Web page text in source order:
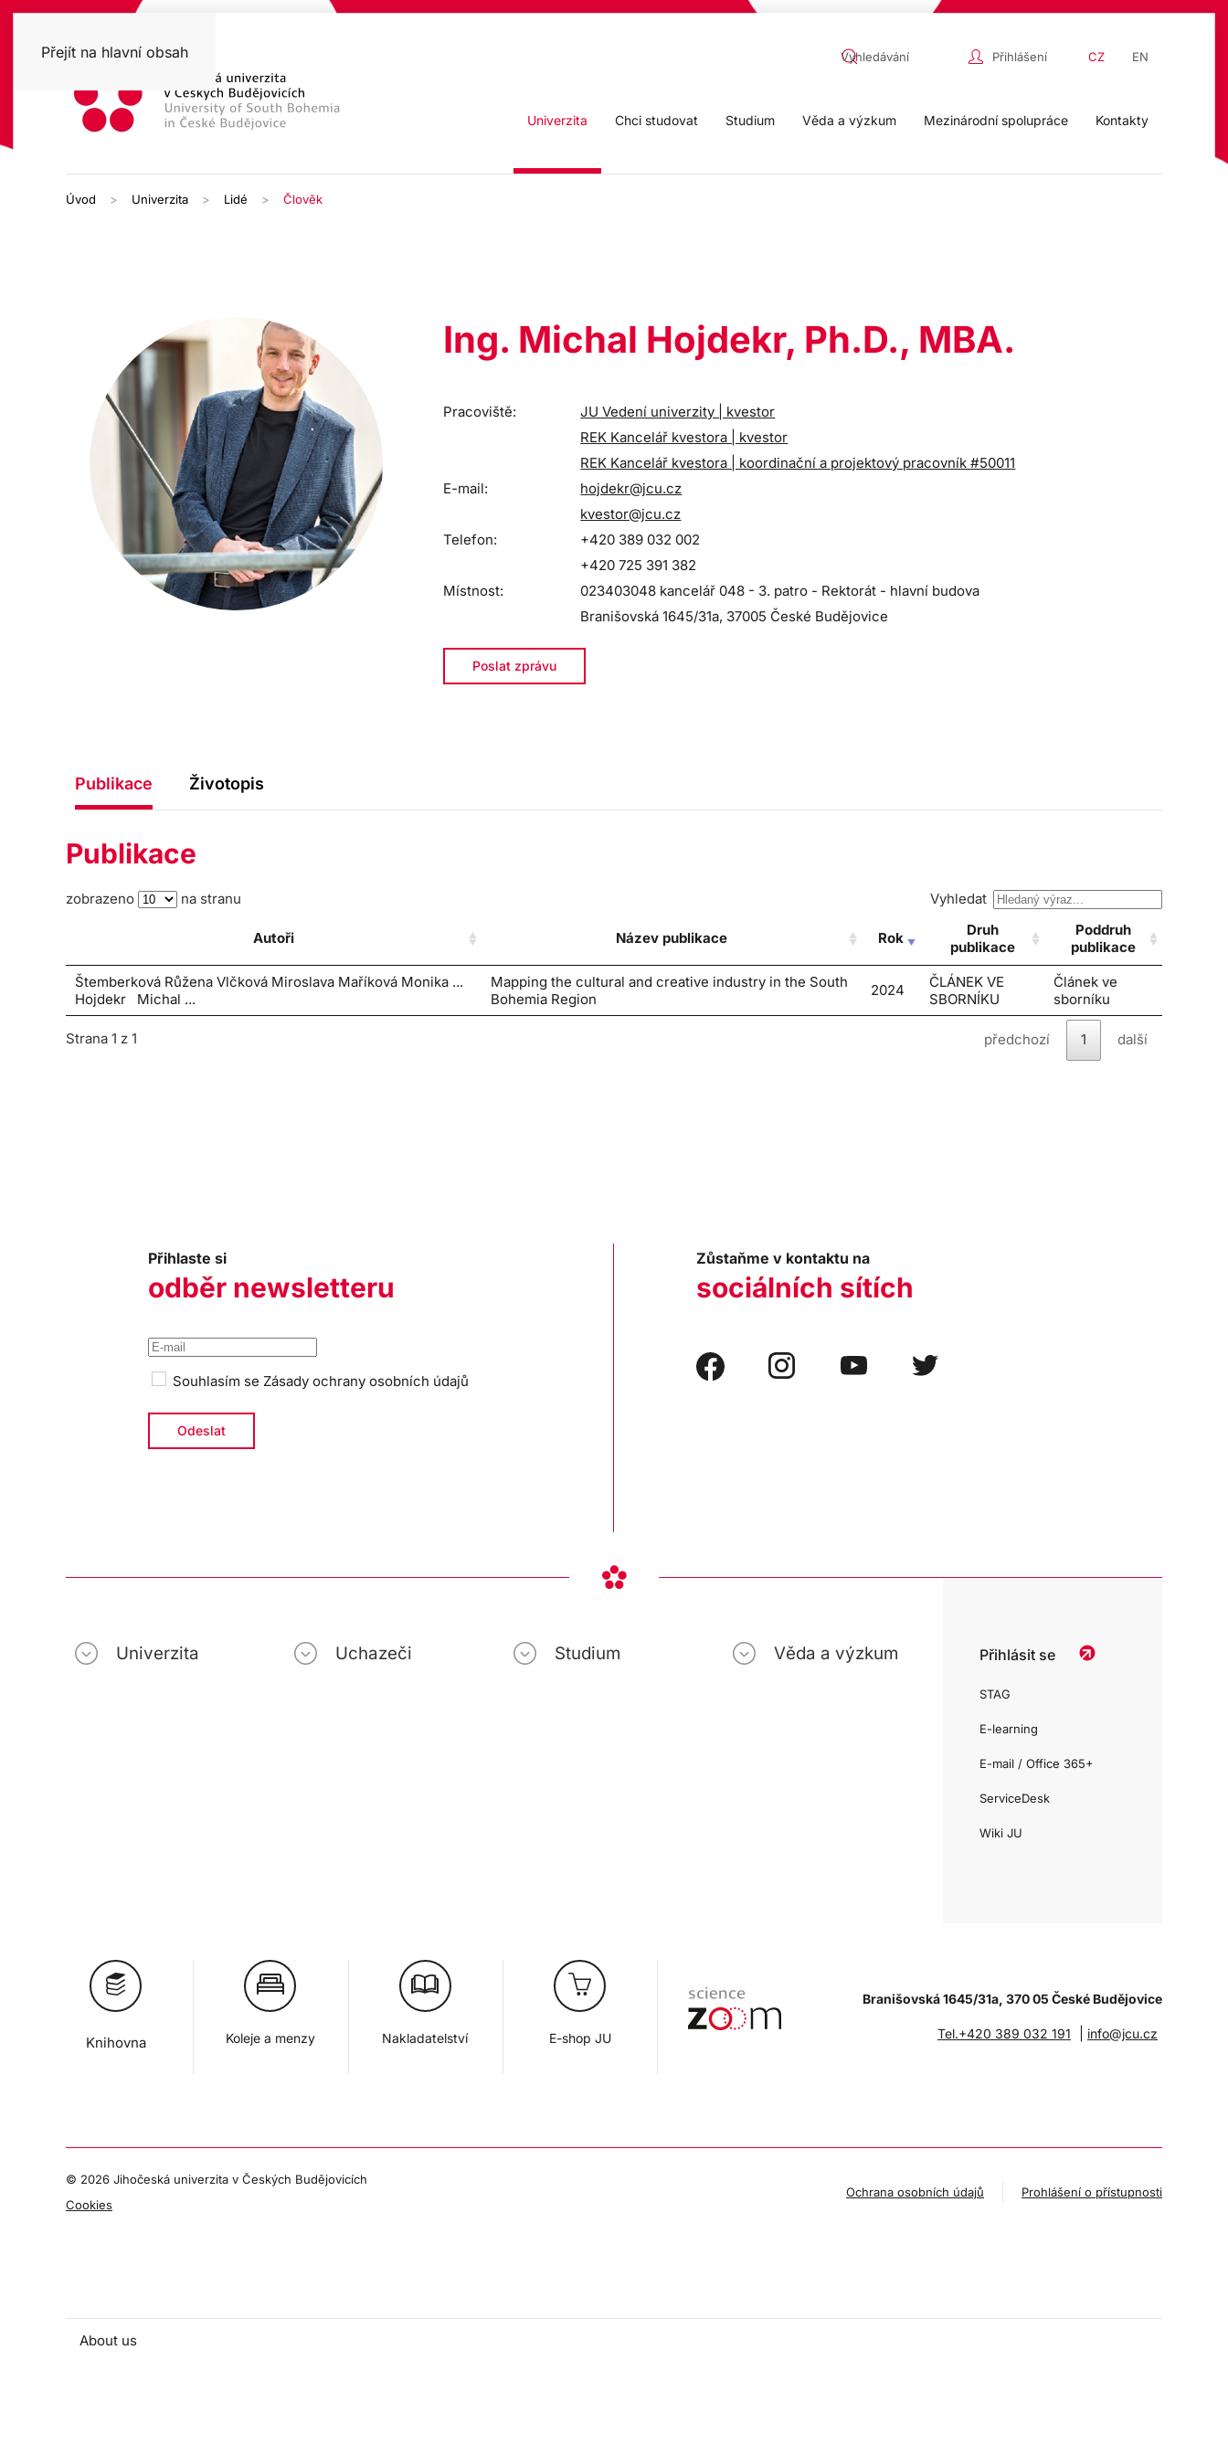
Přejít na hlavní obsah Přihlášení CZ EN
Univerzita Chci studovat Studium Věda a výzkum Mezinárodní spolupráce Kontakty
Úvod Univerzita Lidé Člověk
Ing. Michal Hojdekr, Ph.D., MBA.
Pracoviště:
JU Vedení univerzity | kvestor
REK Kancelář kvestora | kvestor
REK Kancelář kvestora | koordinační a projektový pracovník #50011
E-mail:
hojdekr@jcu.cz
kvestor@jcu.cz
Telefon:
+420 389 032 002
+420 725 391 382
Místnost:
023403048 kancelář 048 - 3. patro - Rektorát - hlavní budova
Branišovská 1645/31a, 37005 České Budějovice
Poslat zprávu
Publikace Životopis
Publikace
zobrazeno na stranu Vyhledat
Autoři Název publikace Rok
Druh
publikace
Poddruh
publikace
Štemberková Růžena Vlčková Miroslava Maříková Monika ...
Hojdekr Michal ...
Mapping the cultural and creative industry in the South
Bohemia Region
2024
ČLÁNEK VE
SBORNÍKU
Článek ve
sborníku
Strana 1 z 1 předchozí 1 další
Přihlaste si
odběr newsletteru
Souhlasím se Zásady ochrany osobních údajů
Zůstaňme v kontaktu na
sociálních sítích
Univerzita Uchazeči Studium Věda a výzkum Přihlásit se
STAG
E-learning
E-mail / Office 365+
ServiceDesk
Wiki JU
Knihovna Koleje a menzy Nakladatelství E-shop JU
Branišovská 1645/31a, 370 05 České Budějovice
Tel.+420 389 032 191 info@jcu.cz
© 2026 Jihočeská univerzita v Českých Budějovicích
Cookies
Ochrana osobních údajů Prohlášení o přístupnosti
About us